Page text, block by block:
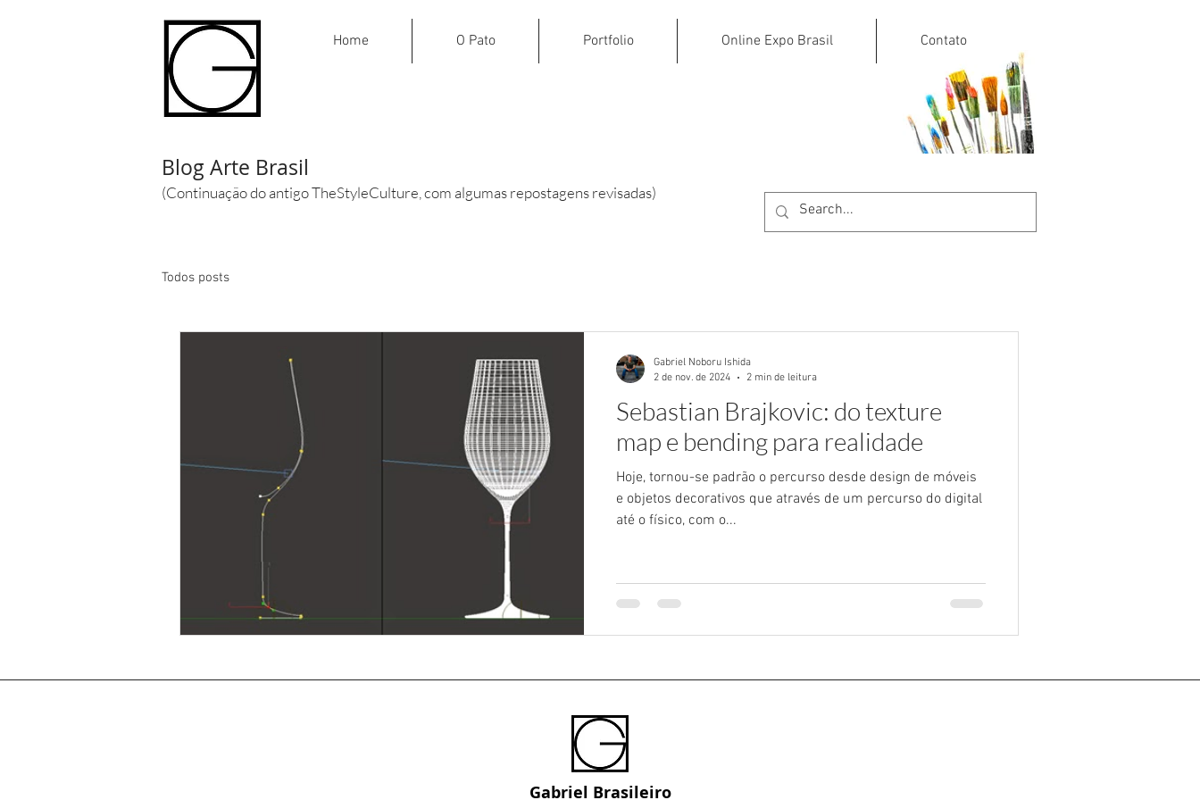
Home O Pato Portfolio Online Expo Brasil Contato
Blog Arte Brasil
(Continuação do antigo TheStyleCulture, com algumas repostagens revisadas)
Todos posts
Sebastian Brajkovic: do texture
map e bending para realidade
Hoje, tornou-se padrão o percurso desde design de móveis
e objetos decorativos que através de um percurso do digital
até o físico, com o...
Gabriel Noboru Ishida
2 de nov. de 2024
2 min de leitura
Gabriel Brasileiro